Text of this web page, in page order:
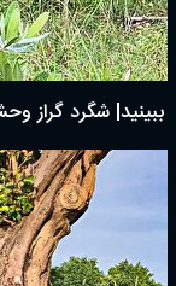
ببینید| شگرد گراز